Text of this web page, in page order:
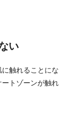
い
触れることにな
トゾーンが触れ